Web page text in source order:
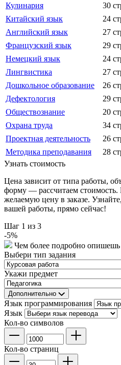
Кулинария
30
Китайский язык
24
Английский язык
27
Французский язык
29
Немецкий язык
24
Лингвистика
27
Дошкольное образование
26
Дефектология
29
Обществознание
20
Охрана труда
34
Проектная деятельность
26
Методика преподавания
28
Узнать стоимость
Цена зависит от типа работы,
форму — рассчитаем стоимость.
желаемую цену в заказе.
вашей работы, прямо сейчас!
Шаг 1 из 3
-5%
Чем более подробно опишешь
Выбери тип задания
Укажи предмет
Дополнительно
Язык программирования
Язык
Кол-во символов
Кол-во страниц